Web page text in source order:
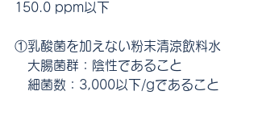
150.0 ppm以下
①乳酸菌を加えない粉末清涼飲料水
大腸菌群：陰性であること
細菌数：3,000以下/gであること